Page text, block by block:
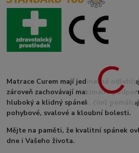
Matrace Curem mají jedinečné
zároveň zachovávají maximální
hluboký a klidný spánek, čímž
pohybové, svalové a kloubní bolesti.
Mějte na paměti, že kvalitní spánek
dne i Vašeho života.